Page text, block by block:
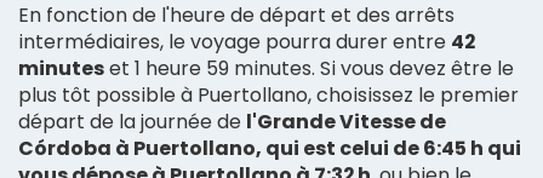
En fonction de l'heure de départ et des arrêts
intermédiaires, le voyage pourra durer entre 42
minuteset 1 heure 59 minutes. Si vous devez être le
plus tôt possible à Puertollano, choisissez le premier
départ de la journée de l'Grande Vitesse de
Córdoba à Puertollano, qui est celui de 6:45 h qui